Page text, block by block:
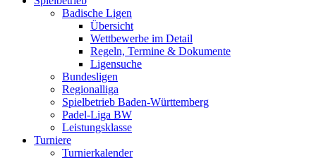
Badische Ligen
Übersicht
Wettbewerbe im Detail
Regeln, Termine & Dokumente
Ligensuche
Bundesligen
Regionalliga
Spielbetrieb Baden-Württemberg
Padel-Liga BW
Leistungsklasse
Turniere
Turnierkalender